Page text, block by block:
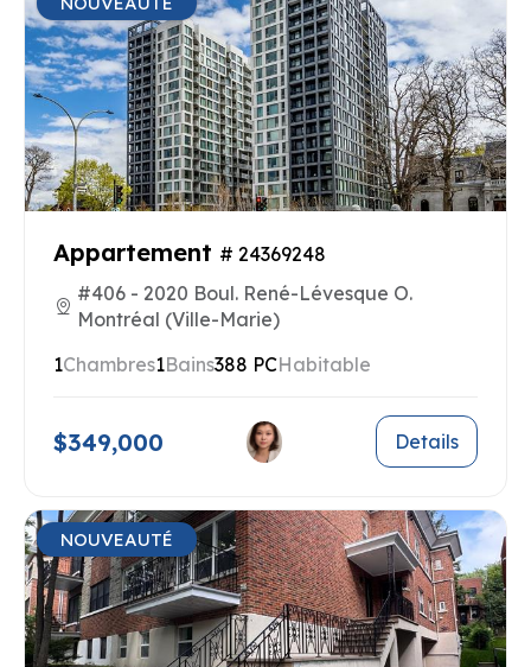
Appartement # 24369248
#406 - 2020 Boul. René-Lévesque O.
Montréal (Ville-Marie)
1Chambres1Bains388 PCHabitable
$349,000 Details
NOUVEAUTÉ